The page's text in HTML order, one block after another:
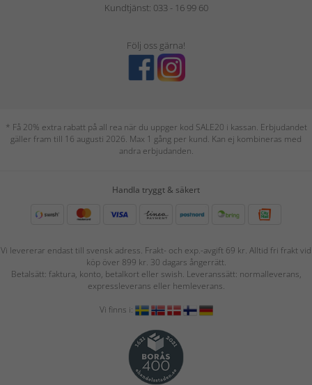
Kundtjänst: 033 - 16 99 60
Följ oss gärna!
* Få 20% extra rabatt på all rea när du uppger kod SALE20 i kassan. Erbjudandet
gäller fram till 16 augusti 2026. Max 1 gång per kund. Kan ej kombineras med
andra erbjudanden.
Handla tryggt & säkert
Vi levererar endast till svensk adress. Frakt- och exp.-avgift 69 kr. Alltid fri frakt vid
köp över 899 kr. 30 dagars ångerrätt.
Betalsätt: faktura, konto, betalkort eller swish. Leveranssätt: normalleverans,
expressleverans eller hemleverans.
Vi finns i: